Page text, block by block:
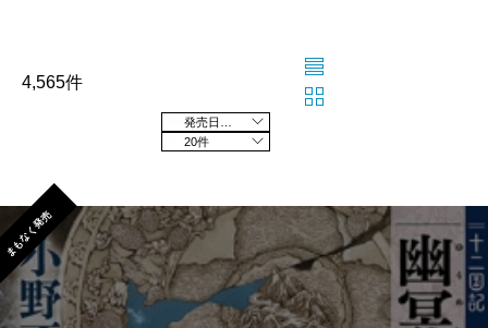
4,565件
20件
まもなく発売